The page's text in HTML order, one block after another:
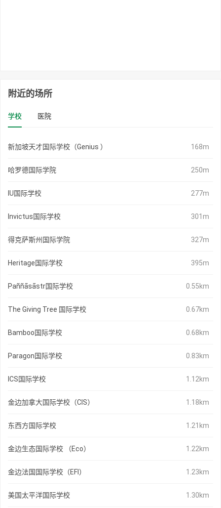
附近的场所
学校 医院
新加坡天才国际学校（Genius ） 168m
哈罗德国际学院 250m
IU国际学校 277m
Invictus国际学校 301m
得克萨斯州国际学院 327m
Heritage国际学校 395m
Paññāsāstr国际学校 0.55km
The Giving Tree 国际学校 0.67km
Bamboo国际学校 0.68km
Paragon国际学校 0.83km
ICS国际学校 1.12km
金边加拿大国际学校（CIS） 1.18km
东西方国际学校 1.21km
金边生态国际学校 （Eco） 1.22km
金边法国国际学校（EFI） 1.23km
美国太平洋国际学校 1.30km